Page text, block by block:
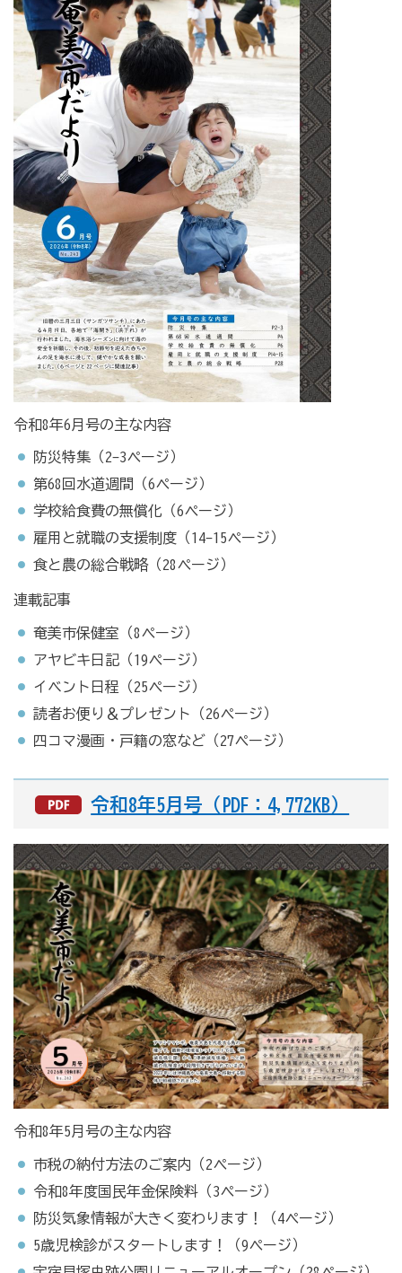
令和8年6月号の主な内容
防災特集（2-3ページ）
第68回水道週間（6ページ）
学校給食費の無償化（6ページ）
雇用と就職の支援制度（14-15ページ）
食と農の総合戦略（28ページ）
連載記事
奄美市保健室（8ページ）
アヤビキ日記（19ページ）
イベント日程（25ページ）
読者お便り＆プレゼント（26ページ）
四コマ漫画・戸籍の窓など（27ページ）
令和8年5月号（PDF：4,772KB）
令和8年5月号の主な内容
市税の納付方法のご案内（2ページ）
令和8年度国民年金保険料（3ページ）
防災気象情報が大きく変わります！（4ページ）
5歳児検診がスタートします！（9ページ）